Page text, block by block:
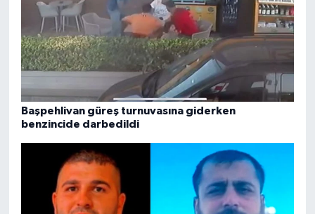
Başpehlivan güreş turnuvasına giderken
benzincide darbedildi